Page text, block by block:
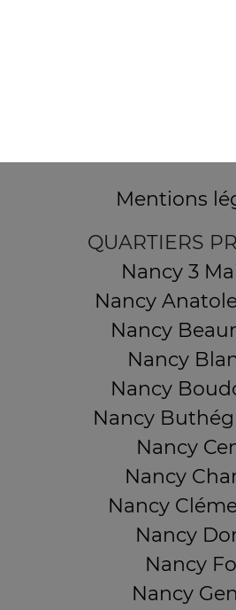
Mentions
QUARTIERS
Nancy 3
Nancy
Nancy
Nancy
Nancy
Nancy
Nancy
Nancy
Nancy
Nancy
Nancy
Nancy